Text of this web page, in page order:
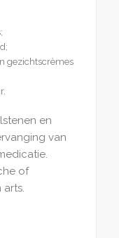
gezichtscrèmes
en
van
of